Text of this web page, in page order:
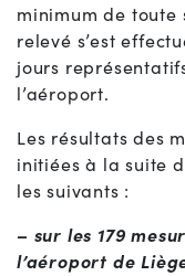
minimum de toute
relevé s’est
jours
l’aéroport.
Les résultats des
initiées à la suite
les suivants :
– sur les 179
l’aéroport de